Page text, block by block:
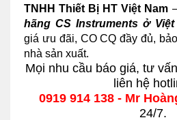
TNHH Thiết Bị HT Việt Nam
hãng CS Instruments ở Việt
giá ưu đãi, CO CQ đầy đủ,
nhà sản xuất.
Mọi nhu cầu báo giá, tư
liên hệ
0919 914 138 - Mr
24/7.